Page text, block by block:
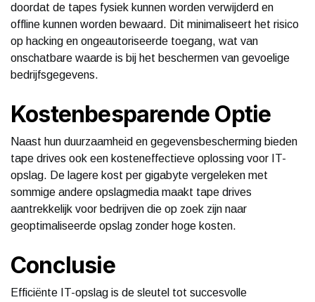
doordat de tapes fysiek kunnen worden verwijderd en
offline kunnen worden bewaard. Dit minimaliseert het risico
op hacking en ongeautoriseerde toegang, wat van
onschatbare waarde is bij het beschermen van gevoelige
bedrijfsgegevens.
Kostenbesparende Optie
Naast hun duurzaamheid en gegevensbescherming bieden
tape drives ook een kosteneffectieve oplossing voor IT-
opslag. De lagere kost per gigabyte vergeleken met
sommige andere opslagmedia maakt tape drives
aantrekkelijk voor bedrijven die op zoek zijn naar
geoptimaliseerde opslag zonder hoge kosten.
Conclusie
Efficiënte IT-opslag is de sleutel tot succesvolle